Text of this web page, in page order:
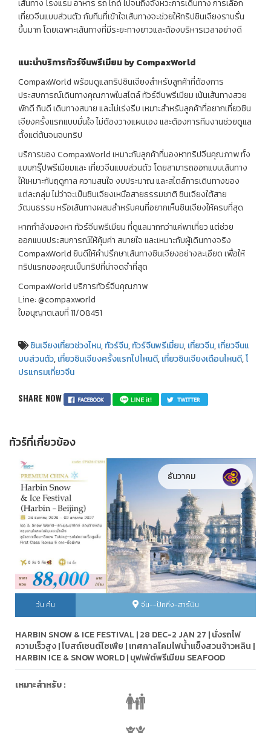
เส้นทาง โรงแรม อาหาร รถ ไกด์ ไปจนถึงจังหวะการเดินทาง การเลือก
เที่ยวจีนแบบส่วนตัว กับทีมที่เข้าใจเส้นทางจะช่วยให้ทริปซินเจียงราบรื่น
ขึ้นมาก โดยเฉพาะเส้นทางที่มีระยะทางยาวและต้องบริหารเวลาอย่างดี
แนะนำบริการทัวร์จีนพรีเมียมby CompaxWorld
CompaxWorld พร้อมดูแลทริปซินเจียงสำหรับลูกค้าที่ต้องการ
ประสบการณ์เดินทางคุณภาพในสไตล์ ทัวร์จีนพรีเมียม เน้นเส้นทางสวย
พักดี กินดี เดินทางสบาย และไม่เร่งรีบ เหมาะสำหรับลูกค้าที่อยากเที่ยวซิน
เจียงครั้งแรกแบบมั่นใจ ไม่ต้องวางแผนเอง และต้องการทีมงานช่วยดูแล
ตั้งแต่ต้นจนจบทริป
บริการของ CompaxWorld เหมาะกับลูกค้าที่มองหาทริปจีนคุณภาพ ทั้ง
แบบกรุ๊ปพรีเมียมและ เที่ยวจีนแบบส่วนตัว โดยสามารถออกแบบเส้นทาง
ให้เหมาะกับฤดูกาล ความสนใจ งบประมาณ และสไตล์การเดินทางของ
แต่ละกลุ่ม ไม่ว่าจะเป็นซินเจียงเหนือสายธรรมชาติ ซินเจียงใต้สาย
วัฒนธรรม หรือเส้นทางผสมสำหรับคนที่อยากเห็นซินเจียงให้ครบที่สุด
หากกำลังมองหา ทัวร์จีนพรีเมียม ที่ดูแลมากกว่าแค่พาเที่ยว แต่ช่วย
ออกแบบประสบการณ์ให้คุ้มค่า สบายใจ และเหมาะกับผู้เดินทางจริง
CompaxWorld ยินดีให้คำปรึกษาเส้นทางซินเจียงอย่างละเอียด เพื่อให้
ทริปแรกของคุณเป็นทริปที่น่าจดจำที่สุด
CompaxWorld บริการทัวร์จีนคุณภาพ
Line: @compaxworld
ใบอนุญาตเลขที่ 11/08451
ซินเจียงเที่ยวช่วงไหน,ทัวร์จีน,ทัวร์จีนพรีเมี่ยม,เที่ยวจีน,เที่ยวจีนแ
บบส่วนตัว,เที่ยวซินเจียงครั้งแรกไปไหนดี,เที่ยวซินเจียงเดือนไหนดี,โ
ปรแกรมเที่ยวจีน
SHARE NOW
ทัวร์ที่เกี่ยวข้อง
ธันวาคม
วัน คืน จีน--ปักกิ่ง-ฮาร์บิน
HARBIN SNOW & ICE FESTIVAL | 28 DEC-2 JAN 27 | นั่งรถไฟ
ความเร็วสูง | โบสถ์เซนต์โซเฟีย | เทศกาลโคมไฟน้ำแข็งสวนจ้าวหลิน |
HARBIN ICE & SNOW WORLD | บุฟเฟ่ต์พรีเมียม SEAFOOD
เหมาะสำหรับ :